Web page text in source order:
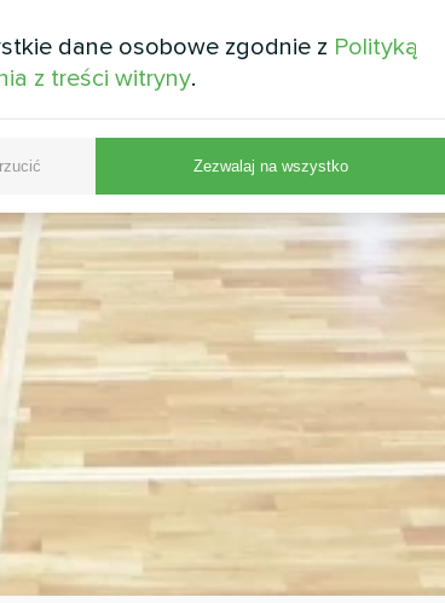
dane osobowe zgodnie z Polityką
z treści witryny.
Zezwalaj na wszystko